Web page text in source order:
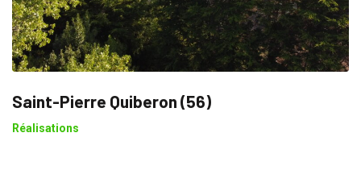
Saint-Pierre Quiberon (56)
Réalisations